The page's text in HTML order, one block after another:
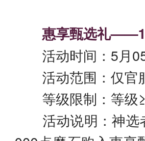
惠享甄选礼
活动时间：5月05
活动范围：仅官
等级限制：等级
活动说明：神选